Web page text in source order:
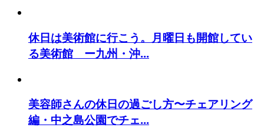
休日は美術館に行こう。月曜日も開館してい
る美術館 ー九州・沖...
美容師さんの休日の過ごし方〜チェアリング
編・中之島公園でチェ...